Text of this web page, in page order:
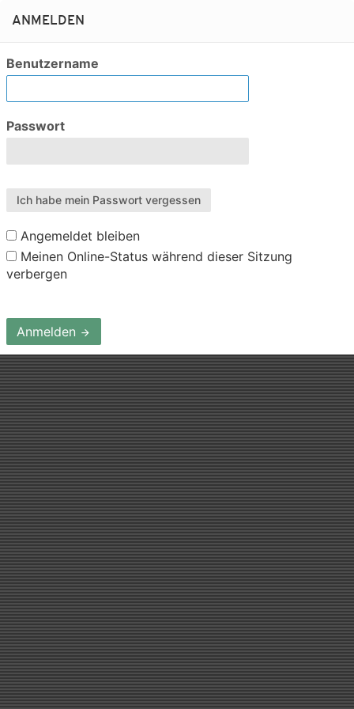
ANMELDEN
Benutzername
Passwort
Ich habe mein Passwort vergessen
Angemeldet bleiben
Meinen Online-Status während dieser Sitzung
verbergen
Anmelden